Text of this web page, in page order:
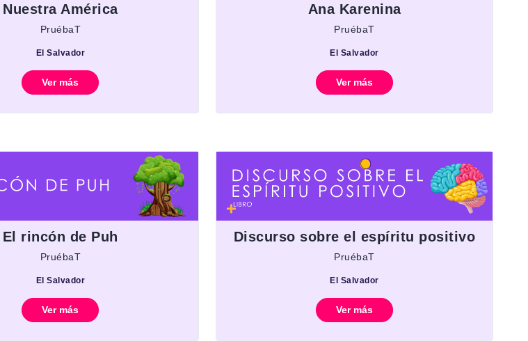
Nuestra América
PruébaT
El Salvador
Ver más
Ana Karenina
PruébaT
El Salvador
Ver más
El rincón de Puh
PruébaT
El Salvador
Ver más
Discurso sobre el espíritu positivo
PruébaT
El Salvador
Ver más